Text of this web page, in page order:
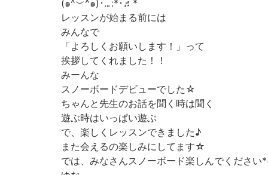
(๑^︶^๑)･.｡:*･♬*
レッスンが始まる前には
みんなで
「よろしくお願いします！」って
挨拶してくれました！！
みーんな
スノーボードデビューでした☆
ちゃんと先生のお話を聞く時は聞く
遊ぶ時はいっぱい遊ぶ
で、楽しくレッスンできました♪
また会えるの楽しみにしてます☆
では、みなさんスノーボード楽しんでくださ